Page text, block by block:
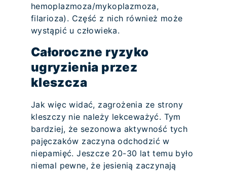
hemoplazmoza/mykoplazmoza,
filarioza). Część z nich również może
wystąpić u człowieka.
Całoroczne ryzyko
ugryzienia przez
kleszcza
Jak więc widać, zagrożenia ze strony
kleszczy nie należy lekceważyć. Tym
bardziej, że sezonowa aktywność tych
pajęczaków zaczyna odchodzić w
niepamięć. Jeszcze 20-30 lat temu było
niemal pewne, że jesienią zaczynają